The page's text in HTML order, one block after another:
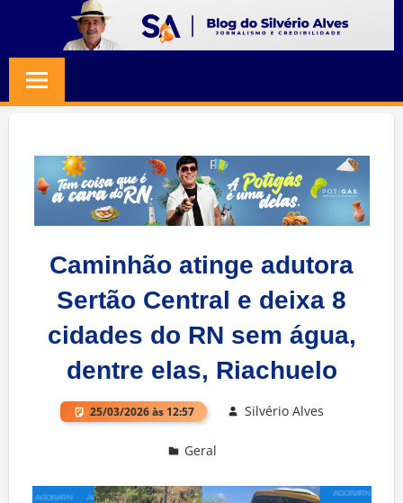
content
SILVERIO
ALVES
Jornalismo
Credibilidade
Caminhão atinge adutora
Sertão Central e deixa 8
cidades do RN sem água,
dentre elas, Riachuelo
25/03/2026 às 12:57 Silvério Alves
Geral